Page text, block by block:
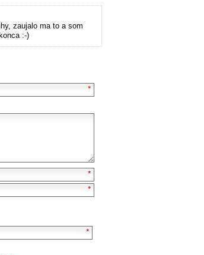
zaujalo ma to a som
:-)